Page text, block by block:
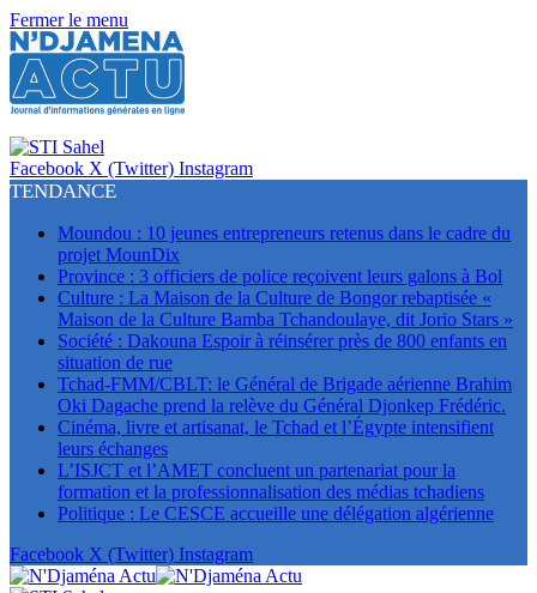
Fermer le menu
Facebook X (Twitter) Instagram
TENDANCE
Moundou : 10 jeunes entrepreneurs retenus dans le cadre du
projet MounDix
Province : 3 officiers de police reçoivent leurs galons à Bol
Culture : La Maison de la Culture de Bongor rebaptisée «
Maison de la Culture Bamba Tchandoulaye, dit Jorio Stars »
Société : Dakouna Espoir à réinsérer près de 800 enfants en
situation de rue
Tchad-FMM/CBLT: le Général de Brigade aérienne Brahim
Oki Dagache prend la relève du Général Djonkep Frédéric.
Cinéma, livre et artisanat, le Tchad et l’Égypte intensifient
leurs échanges
L’ISJCT et l’AMET concluent un partenariat pour la
formation et la professionnalisation des médias tchadiens
Politique : Le CESCE accueille une délégation algérienne
Facebook X (Twitter) Instagram